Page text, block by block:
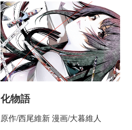
化物語
原作/西尾維新 漫画/大暮維人